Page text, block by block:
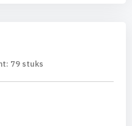
79 stuks